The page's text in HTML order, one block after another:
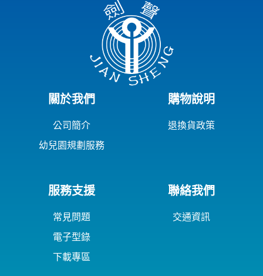
關於我們
公司簡介
幼兒園規劃服務
購物說明
退換貨政策
服務支援
常見問題
電子型錄
下載專區
聯絡我們
交通資訊